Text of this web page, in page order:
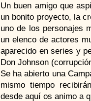
Un buen amigo que
un bonito proyecto, la
uno de los personajes
un elenco de actores
aparecido en series y
Don Johnson
Se ha abierto una
mismo tiempo
desde aquí os animo a